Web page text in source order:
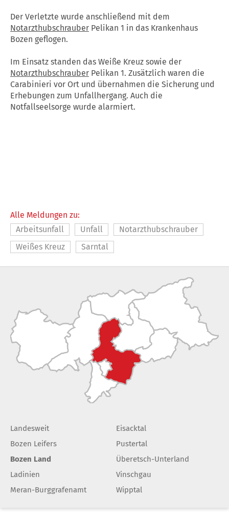
Der Verletzte wurde anschließend mit dem
Notarzthubschrauber Pelikan 1 in das Krankenhaus
Bozen geflogen.
Im Einsatz standen das Weiße Kreuz sowie der
Notarzthubschrauber Pelikan 1. Zusätzlich waren die
Carabinieri vor Ort und übernahmen die Sicherung und
Erhebungen zum Unfallhergang. Auch die
Notfallseelsorge wurde alarmiert.
Alle Meldungen zu:
Arbeitsunfall
Unfall
Notarzthubschrauber
Weißes Kreuz
Sarntal
Landesweit
Bozen Leifers
Bozen Land
Ladinien
Meran-Burggrafenamt
Eisacktal
Pustertal
Überetsch-Unterland
Vinschgau
Wipptal